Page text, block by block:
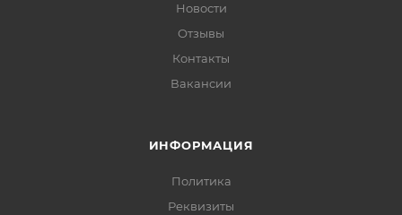
Новости
Отзывы
Контакты
Вакансии
ИНФОРМАЦИЯ
Политика
Реквизиты